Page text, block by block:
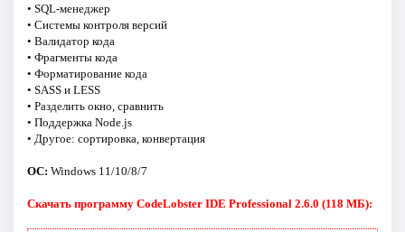
• SQL-менеджер
• Системы контроля версий
• Валидатор кода
• Фрагменты кода
• Форматирование кода
• SASS и LESS
• Разделить окно, сравнить
• Поддержка Node.js
• Другое: сортировка, конвертация
ОС: Windows 11/10/8/7
Скачать программу CodeLobster IDE Professional 2.6.0 (118 МБ):